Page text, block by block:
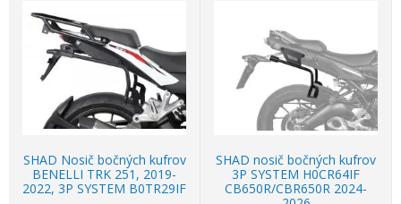
SHAD Nosič bočných kufrov
BENELLI TRK 251, 2019-
2022, 3P SYSTEM B0TR29IF
SHAD nosič bočných kufrov
3P SYSTEM H0CR64IF
CB650R/CBR650R 2024-